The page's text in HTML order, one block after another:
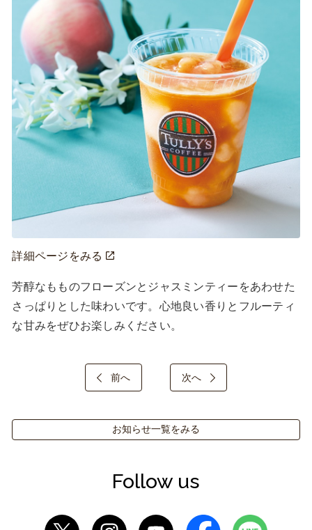
詳細ページをみる
芳醇なもものフローズンとジャスミンティーをあわせた
さっぱりとした味わいです。心地良い香りとフルーティ
な甘みをぜひお楽しみください。
前へ 次へ
お知らせ一覧をみる
Follow us